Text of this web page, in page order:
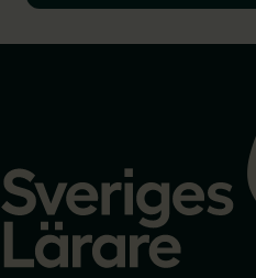
startsidan